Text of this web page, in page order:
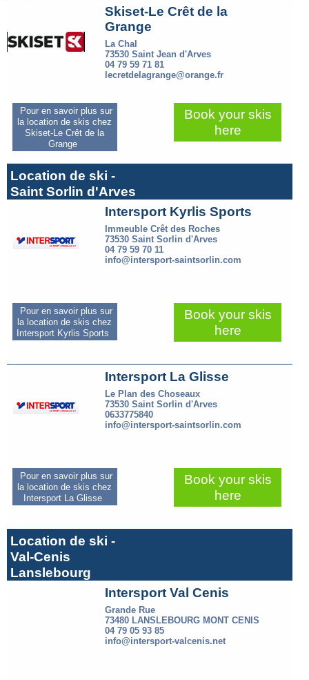
Skiset-Le Crêt de la
Grange
La Chal
73530 Saint Jean d'Arves
04 79 59 71 81
lecretdelagrange@orange.fr
Pour en savoir plus sur
la location de skis chez
Skiset-Le Crêt de la
Grange
Book your skis
here
Location de ski -
Saint Sorlin d'Arves
Intersport Kyrlis Sports
Immeuble Crêt des Roches
73530 Saint Sorlin d'Arves
04 79 59 70 11
info@intersport-saintsorlin.com
Pour en savoir plus sur
la location de skis chez
Intersport Kyrlis Sports
Book your skis
here
Intersport La Glisse
Le Plan des Choseaux
73530 Saint Sorlin d'Arves
0633775840
info@intersport-saintsorlin.com
Pour en savoir plus sur
la location de skis chez
Intersport La Glisse
Book your skis
here
Location de ski -
Val-Cenis
Lanslebourg
Intersport Val Cenis
Grande Rue
73480 LANSLEBOURG MONT CENIS
04 79 05 93 85
info@intersport-valcenis.net